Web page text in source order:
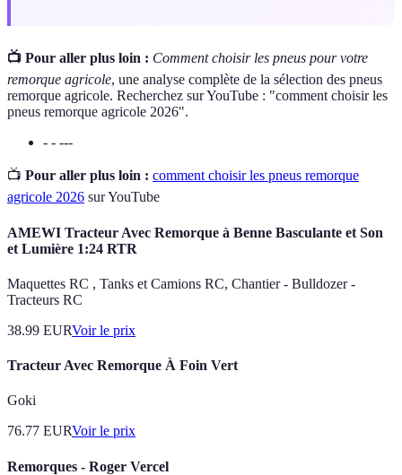
📺 Pour aller plus loin : Comment choisir les pneus pour votre
remorque agricole, une analyse complète de la sélection des pneus
remorque agricole. Recherchez sur YouTube : "comment choisir les
pneus remorque agricole 2026".
- - ---
📺 Pour aller plus loin : comment choisir les pneus remorque
agricole 2026 sur YouTube
AMEWI Tracteur Avec Remorque à Benne Basculante et Son
et Lumière 1:24 RTR
Maquettes RC , Tanks et Camions RC, Chantier - Bulldozer -
Tracteurs RC
38.99 EURVoir le prix
Tracteur Avec Remorque À Foin Vert
Goki
76.77 EURVoir le prix
Remorques - Roger Vercel